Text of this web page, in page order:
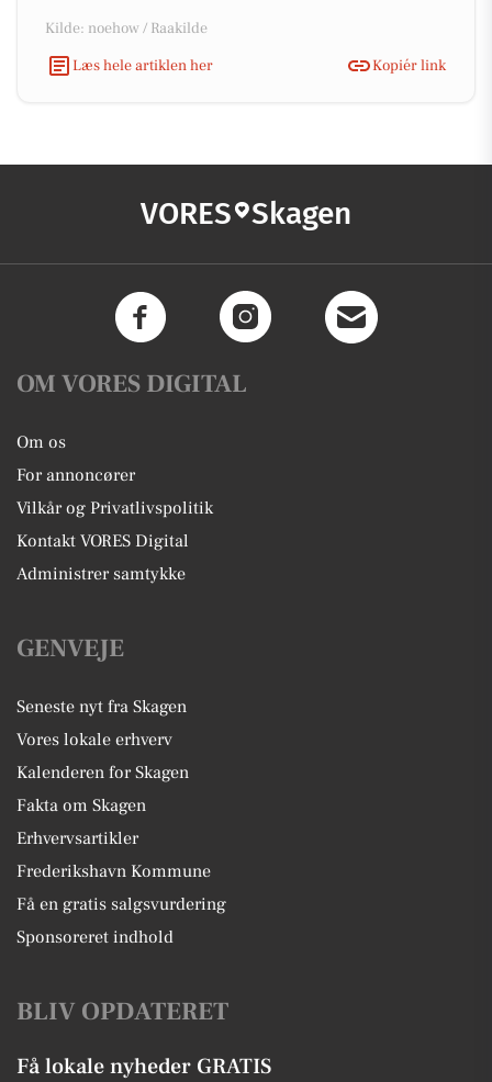
Kilde: noehow / Raakilde
Læs hele artiklen her
Kopiér link
VORES Skagen
OM VORES DIGITAL
Om os
For annoncører
Vilkår og Privatlivspolitik
Kontakt VORES Digital
Administrer samtykke
GENVEJE
Seneste nyt fra Skagen
Vores lokale erhverv
Kalenderen for Skagen
Fakta om Skagen
Erhvervsartikler
Frederikshavn Kommune
Få en gratis salgsvurdering
Sponsoreret indhold
BLIV OPDATERET
Få lokale nyheder GRATIS